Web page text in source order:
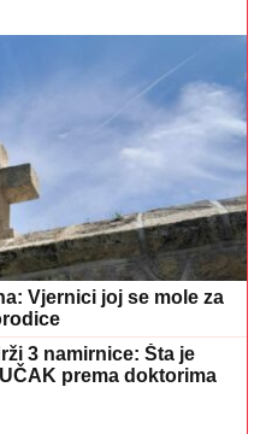
Vjernici joj se mole za
3 namirnice: Šta je
prema doktorima